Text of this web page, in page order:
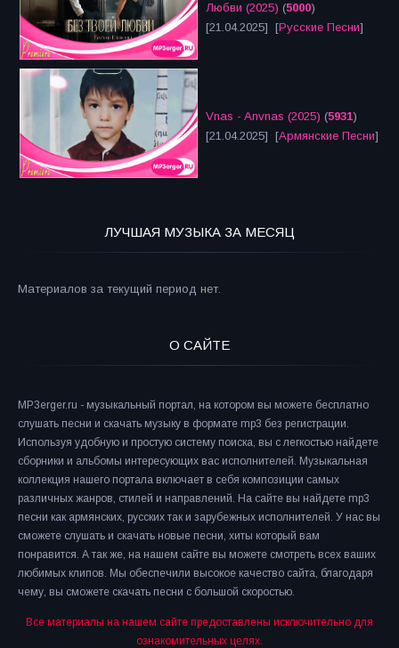
Любви (2025) (5000)
[21.04.2025] [Русские Песни]
Vnas - Anvnas (2025) (5931)
[21.04.2025] [Армянские Песни]
ЛУЧШАЯ МУЗЫКА ЗА МЕСЯЦ
Материалов за текущий период нет.
О САЙТЕ
MP3erger.ru - музыкальный портал, на котором вы можете бесплатно
слушать песни и скачать музыку в формате mp3 без регистрации.
Используя удобную и простую систему поиска, вы с легкостью найдете
сборники и альбомы интересующих вас исполнителей. Музыкальная
коллекция нашего портала включает в себя композиции самых
различных жанров, стилей и направлений. На сайте вы найдете mp3
песни как армянских, русских так и зарубежных исполнителей. У нас вы
сможете слушать и скачать новые песни, хиты который вам
понравится. А так же, на нашем сайте вы можете смотреть всех ваших
любимых клипов. Мы обеспечили высокое качество сайта, благодаря
чему, вы сможете скачать песни с большой скоростью.
Все материалы на нашем сайте предоставлены исключительно для
ознакомительных целях.